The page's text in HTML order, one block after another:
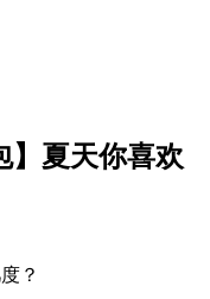
】夏天你喜欢
？